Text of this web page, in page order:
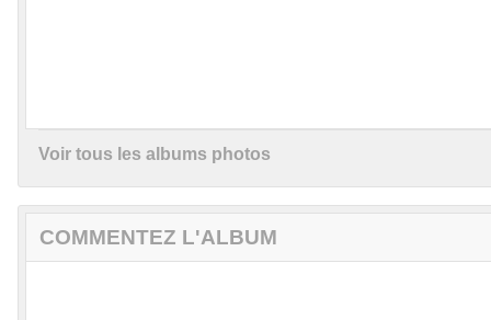
Voir tous les albums photos
COMMENTEZ L'ALBUM